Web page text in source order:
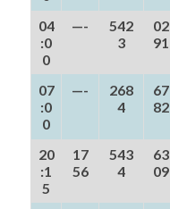
04
:0
0
—-
542
3
02
91
07
:0
0
—-
268
4
67
82
20
:1
5
17
56
543
4
63
09